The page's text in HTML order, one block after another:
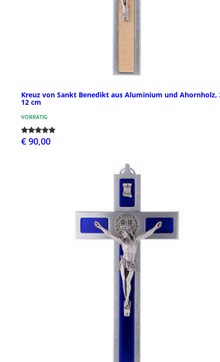
Kreuz von Sankt Benedikt aus Aluminium und Ahornholz,
12 cm
VORRÄTIG
€ 90,00